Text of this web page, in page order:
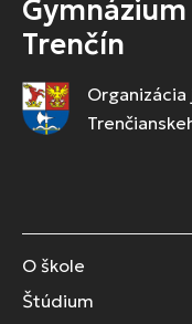
Trenčín
O škole
Štúdium